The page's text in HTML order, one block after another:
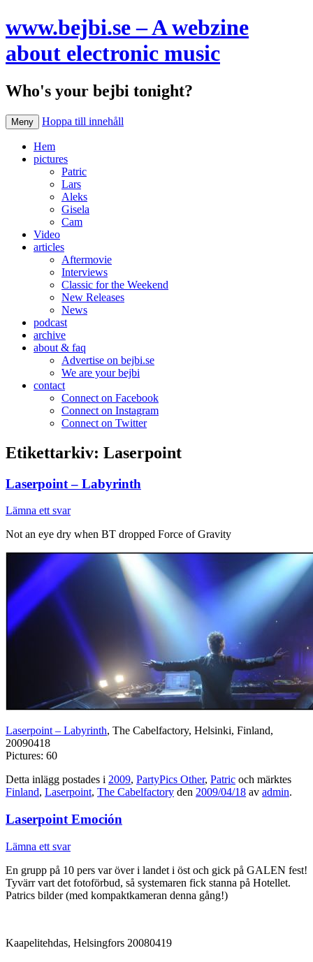
www.bejbi.se – A webzine
about electronic music
Who's your bejbi tonight?
Meny Hoppa till innehåll
Hem
pictures
Patric
Lars
Aleks
Gisela
Cam
Video
articles
Aftermovie
Interviews
Classic for the Weekend
New Releases
News
podcast
archive
about & faq
Advertise on bejbi.se
We are your bejbi
contact
Connect on Facebook
Connect on Instagram
Connect on Twitter
Etikettarkiv: Laserpoint
Laserpoint – Labyrinth
Lämna ett svar
Not an eye dry when BT dropped Force of Gravity
Laserpoint – Labyrinth, The Cabelfactory, Helsinki, Finland,
20090418
Pictures: 60
Detta inlägg postades i 2009, PartyPics Other, Patric och märktes
Finland, Laserpoint, The Cabelfactory den 2009/04/18 av admin.
Laserpoint Emoción
Lämna ett svar
En grupp på 10 pers var över i landet i öst och gick på GALEN fest!
Tyvärr vart det fotoförbud, så systemaren fick stanna på Hotellet.
Patrics bilder (med kompaktkameran denna gång!)
Kaapelitehdas, Helsingfors 20080419